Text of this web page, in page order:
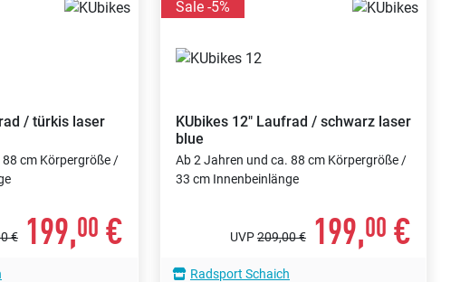
/ türkis laser
cm Körpergröße /
€ 199,00 €
Sale -5%
KUbikes 12" Laufrad / schwarz laser
blue
Ab 2 Jahren und ca. 88 cm Körpergröße /
33 cm Innenbeinlänge
UVP209,00 € 199,00 €
Radsport Schaich